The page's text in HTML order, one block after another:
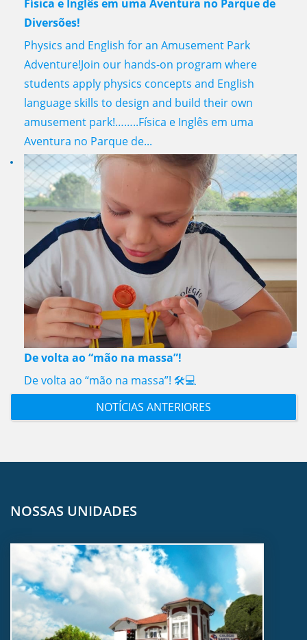
Física e Inglês em uma Aventura no Parque de
Diversões!
Physics and English for an Amusement Park
Adventure!Join our hands-on program where
students apply physics concepts and English
language skills to design and build their own
amusement park!……..Física e Inglês em uma
Aventura no Parque de...
De volta ao “mão na massa”!
De volta ao “mão na massa”! 🛠️💻
NOTÍCIAS ANTERIORES
NOSSAS UNIDADES